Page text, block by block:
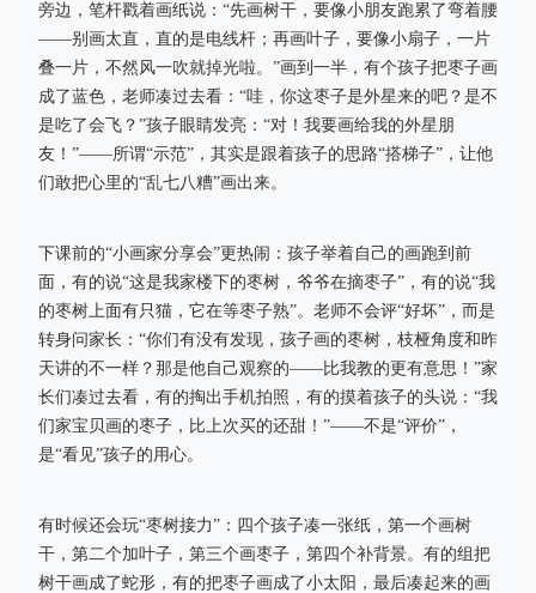
旁边，笔杆戳着画纸说：“先画树干，要像小朋友跑累了弯着腰
——别画太直，直的是电线杆；再画叶子，要像小扇子，一片
叠一片，不然风一吹就掉光啦。”画到一半，有个孩子把枣子画
成了蓝色，老师凑过去看：“哇，你这枣子是外星来的吧？是不
是吃了会飞？”孩子眼睛发亮：“对！我要画给我的外星朋
友！”——所谓“示范”，其实是跟着孩子的思路“搭梯子”，让他
们敢把心里的“乱七八糟”画出来。
下课前的“小画家分享会”更热闹：孩子举着自己的画跑到前
面，有的说“这是我家楼下的枣树，爷爷在摘枣子”，有的说“我
的枣树上面有只猫，它在等枣子熟”。老师不会评“好坏”，而是
转身问家长：“你们有没有发现，孩子画的枣树，枝桠角度和昨
天讲的不一样？那是他自己观察的——比我教的更有意思！”家
长们凑过去看，有的掏出手机拍照，有的摸着孩子的头说：“我
们家宝贝画的枣子，比上次买的还甜！”——不是“评价”，
是“看见”孩子的用心。
有时候还会玩“枣树接力”：四个孩子凑一张纸，第一个画树
干，第二个加叶子，第三个画枣子，第四个补背景。有的组把
树干画成了蛇形，有的把枣子画成了小太阳，最后凑起来的画